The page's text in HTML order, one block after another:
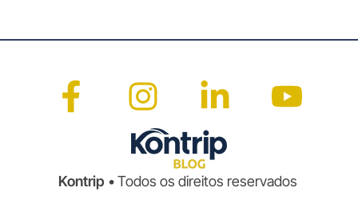
Kontrip • Todos os direitos reservados